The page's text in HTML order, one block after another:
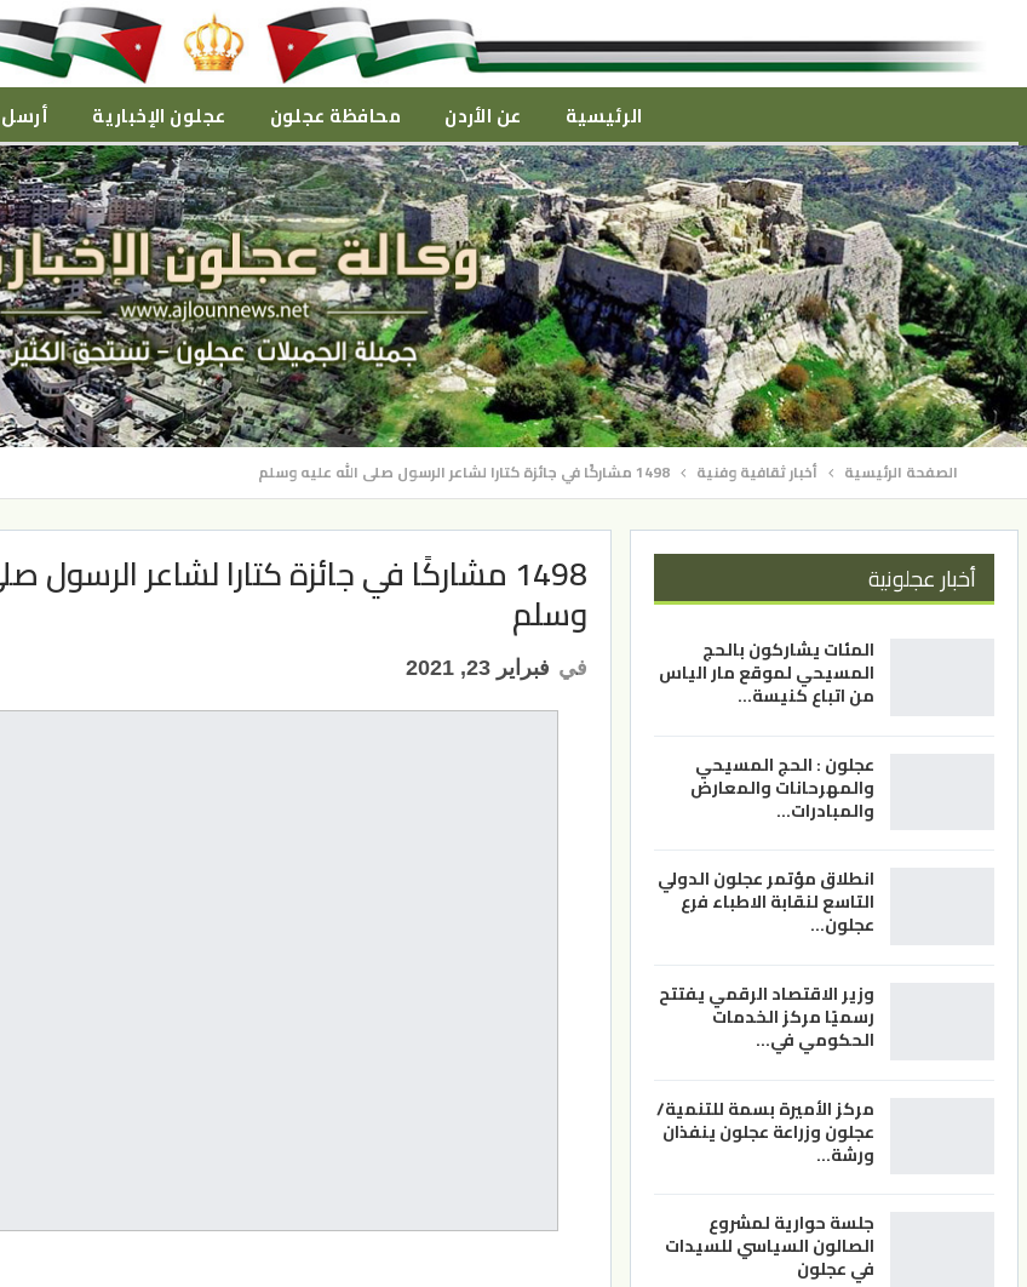
الرئيسية عن الأردن محافظة عجلون عجلون الإخبارية أرسل
الصفحة الرئيسية أخبار ثقافية وفنية 1498 مشاركًا في جائزة كتارا لشاعر الرسول صلى الله عليه وسلم
1498 مشاركًا في جائزة كتارا لشاعر الرسول
وسلم
في فبراير 23, 2021
أخبار عجلونية
المئات يشاركون بالحج
المسيحي لموقع مار الياس
من اتباع كنيسة…
عجلون : الحج المسيحي
والمهرحانات والمعارض
والمبادرات…
انطلاق مؤتمر عجلون الدولي
التاسع لنقابة الاطباء فرع
عجلون…
وزير الاقتصاد الرقمي يفتتح
رسميًا مركز الخدمات
الحكومي في…
مركز الأميرة بسمة للتنمية/
عجلون وزراعة عجلون ينفذان
ورشة…
جلسة حوارية لمشروع
الصالون السياسي للسيدات
في عجلون